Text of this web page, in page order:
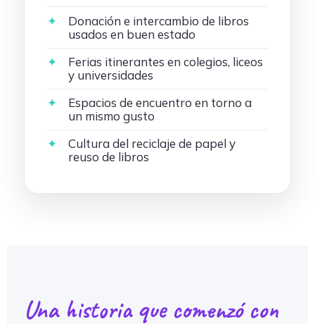
Donación e intercambio de libros
usados en buen estado
Ferias itinerantes en colegios, liceos
y universidades
Espacios de encuentro en torno a
un mismo gusto
Cultura del reciclaje de papel y
reuso de libros
Una historia que comenzó con